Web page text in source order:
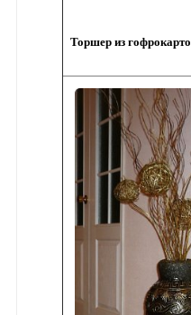
Торшер из